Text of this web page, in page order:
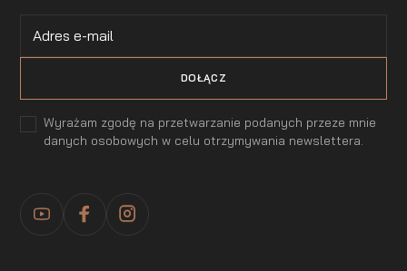
Wyrażam zgodę na przetwarzanie podanych przeze mnie
danych osobowych w celu otrzymywania newslettera.